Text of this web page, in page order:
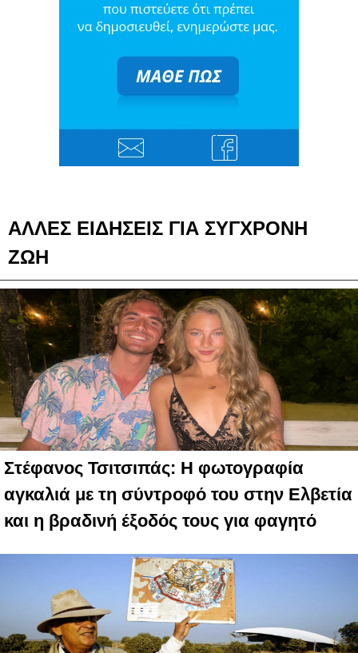
ΑΛΛΕΣ ΕΙΔΗΣΕΙΣ ΓΙΑ ΣΥΓΧΡΟΝΗ
ΖΩΗ
Στέφανος Τσιτσιπάς: Η φωτογραφία
αγκαλιά με τη σύντροφό του στην Ελβετία
και η βραδινή έξοδός τους για φαγητό